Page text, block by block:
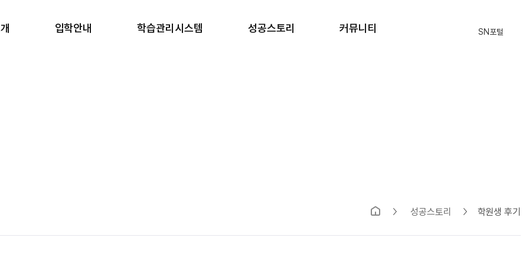
입학안내 학습관리시스템 성공스토리 커뮤니티 SN포털
성공스토리 학원생 후기